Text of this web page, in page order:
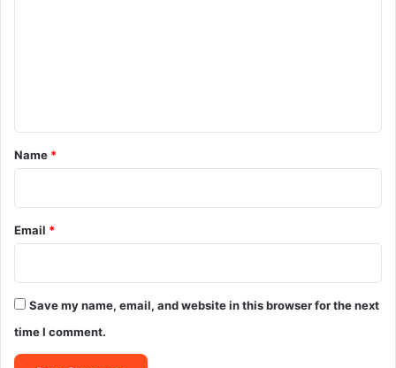
*
Name *
Email *
Save my name, email, and website in this browser for the next
time I comment.